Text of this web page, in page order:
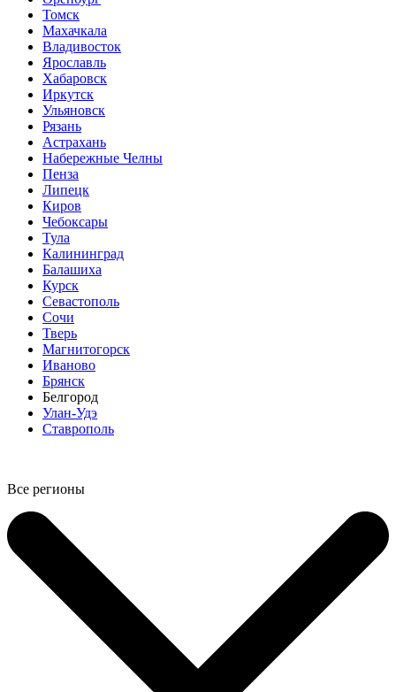
Томск
Махачкала
Владивосток
Ярославль
Хабаровск
Иркутск
Ульяновск
Рязань
Астрахань
Набережные Челны
Пенза
Липецк
Киров
Чебоксары
Тула
Калининград
Балашиха
Курск
Севастополь
Сочи
Тверь
Магнитогорск
Иваново
Брянск
Белгород
Улан-Удэ
Ставрополь
Все регионы